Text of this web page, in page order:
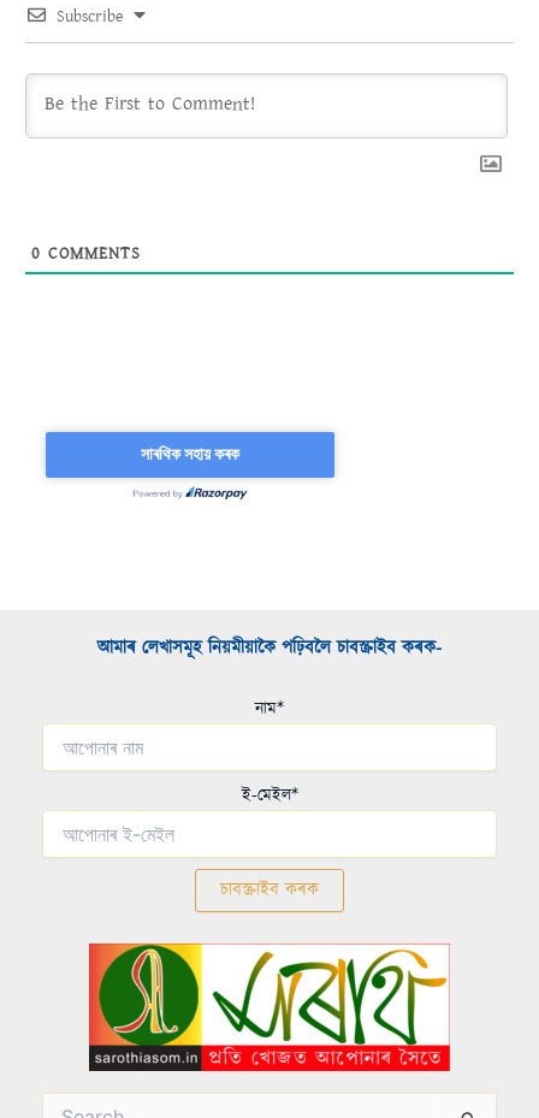
Subscribe
0 COMMENTS
আমাৰ লেখাসমূহ নিয়মীয়াকৈ পঢ়িবলৈ চাবস্ক্ৰাইব কৰক-​
নাম*
ই-মেইল*